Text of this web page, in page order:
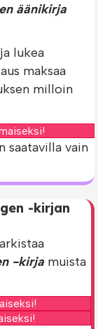
äänikirja
lukea
maksaa
milloin
saatavilla vain
-kirjan
-kirja muista